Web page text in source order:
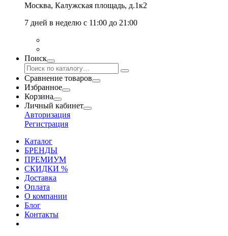
Москва, Калужская площадь, д.1к2
7 дней в неделю с 11:00 до 21:00
Поиск
Сравнение товаров
Избранное
Корзина
Личный кабинет
Авторизация
Регистрация
Каталог
БРЕНДЫ
ПРЕМИУМ
СКИДКИ %
Доставка
Оплата
О компании
Блог
Контакты